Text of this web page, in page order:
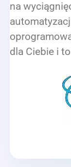
na
dla Ciebie i